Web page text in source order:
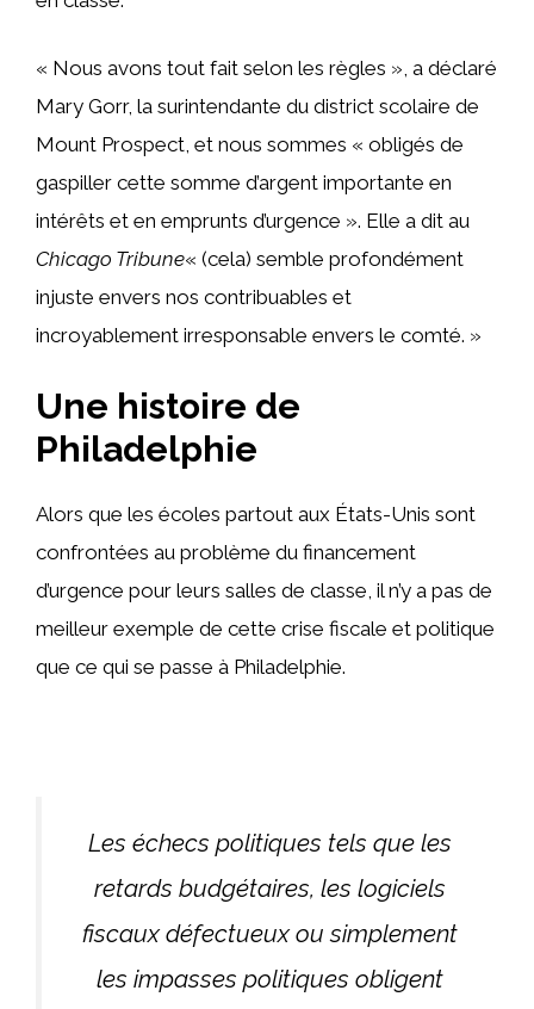
« Nous avons tout fait selon les règles », a déclaré
Mary Gorr, la surintendante du district scolaire de
Mount Prospect, et nous sommes « obligés de
gaspiller cette somme d’argent importante en
intérêts et en emprunts d’urgence ». Elle a dit au
Chicago Tribune« (cela) semble profondément
injuste envers nos contribuables et
incroyablement irresponsable envers le comté. »
Une histoire de
Philadelphie
Alors que les écoles partout aux États-Unis sont
confrontées au problème du financement
d’urgence pour leurs salles de classe, il n’y a pas de
meilleur exemple de cette crise fiscale et politique
que ce qui se passe à Philadelphie.
Les échecs politiques tels que les
retards budgétaires, les logiciels
fiscaux défectueux ou simplement
les impasses politiques obligent